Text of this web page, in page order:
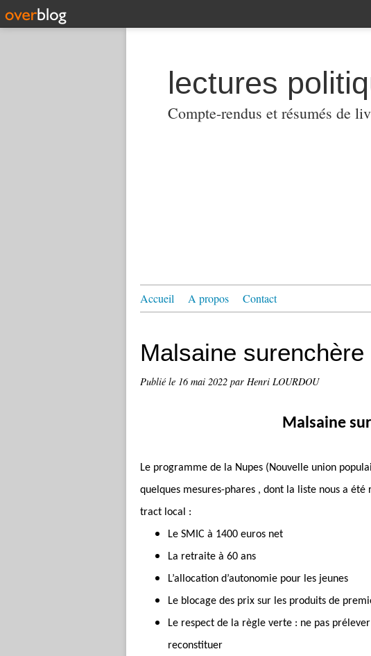
lectures
Compte-rendus et résumés de
Accueil A propos Contact
Malsaine surenchère
Publié le 16 mai 2022 par Henri LOURDOU
Malsaine
Le programme de la Nupes (Nouvelle union
quelques mesures-phares , dont la liste nous a
tract local :
Le SMIC à 1400 euros net
La retraite à 60 ans
L’allocation d’autonomie pour les jeunes
Le blocage des prix sur les produits de
Le respect de la règle verte : ne pas
reconstituer